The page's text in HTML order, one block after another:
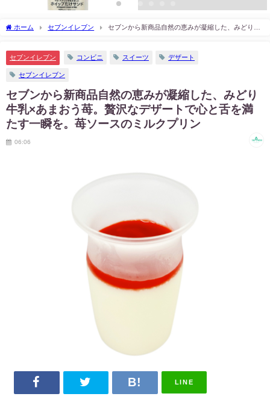
ホーム セブンイレブン
セブンから新商品自然の恵みが凝縮した、みどり牛
セブンイレブン コンビニ スイーツ デザート
セブンイレブン
セブンから新商品自然の恵みが凝縮した、みどり
牛乳×あまおう苺。贅沢なデザートで心と舌を満
たす一瞬を。苺ソースのミルクプリン
06:06
LINE